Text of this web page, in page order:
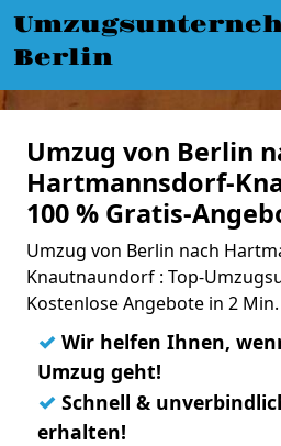
Berlin
Umzug von Berlin
Hartmannsdorf-
100 % Gratis-
Umzug von Berlin nach
Knautnaundorf : Top-
Kostenlose Angebote in 2
✓ Wir helfen Ihnen,
Umzug geht!
✓ Schnell &
erhalten!